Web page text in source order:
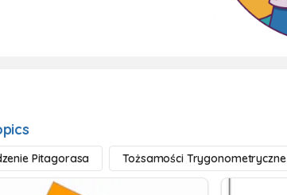
Pitagorasa Tożsamości Trygonometryczne